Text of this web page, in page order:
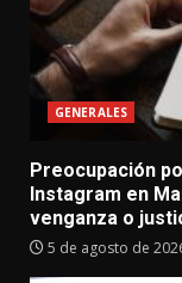
GENERALES
Preocupación
Instagram en
venganza o
5 de agosto de